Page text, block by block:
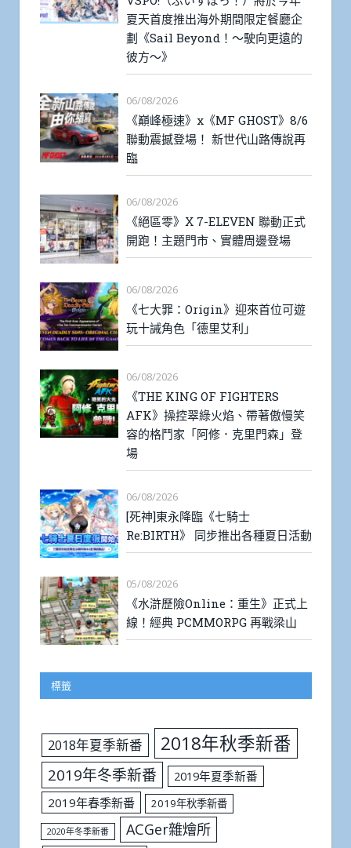
夏天首度推出海外期間限定餐廳企
劃《Sail Beyond！～駛向更遠的
彼方～》
06/08/2026
《巔峰極速》x《MF GHOST》8/6
聯動震撼登場！ 新世代山路傳說再
臨
06/08/2026
《絕區零》X 7-ELEVEN 聯動正式
開跑！主題門市、實體周邊登場
06/08/2026
《七大罪：Origin》迎來首位可遊
玩十誡角色「德里艾利」
06/08/2026
《THE KING OF FIGHTERS
AFK》操控翠綠火焰、帶著傲慢笑
容的格鬥家「阿修．克里門森」登
場
06/08/2026
[死神]東永降臨《七騎士
Re:BIRTH》 同步推出各種夏日活動
05/08/2026
《水滸歷險Online：重生》正式上
線！經典 PCMMORPG 再戰梁山
標籤
2018年夏季新番 2018年秋季新番
2019年冬季新番
2019年夏季新番
2019年春季新番
2019年秋季新番
2020年冬季新番 ACGer雜燴所